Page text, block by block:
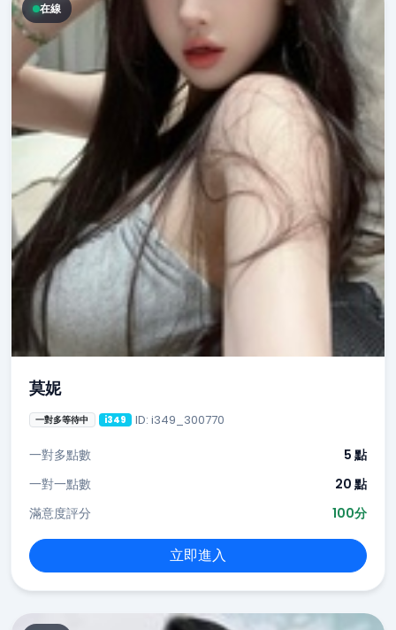
在線
莫妮
一對多等待中 i349 ID: i349_300770
一對多點數
5 點
一對一點數
20 點
滿意度評分
100分
立即進入